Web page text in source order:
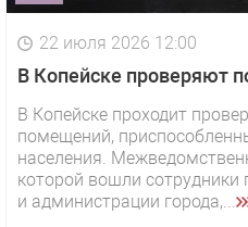
22 июля 2026 12:00
В Копейске проверяют
В Копейске проходит
помещений,
населения.
которой вошли
и администрации города,...